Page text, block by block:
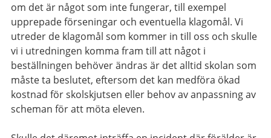
om det är något som inte fungerar, till exempel
upprepade förseningar och eventuella klagomål. Vi
utreder de klagomål som kommer in till oss och skulle
vi i utredningen komma fram till att något i
beställningen behöver ändras är det alltid skolan som
måste ta beslutet, eftersom det kan medföra ökad
kostnad för skolskjutsen eller behov av anpassning av
scheman för att möta eleven.